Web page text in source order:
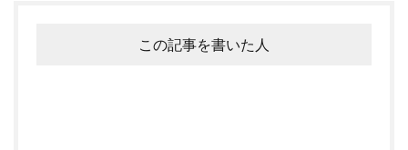
この記事を書いた人